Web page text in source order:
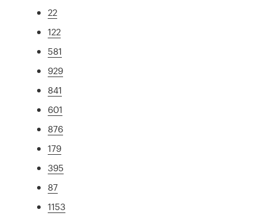
22
122
581
929
841
601
876
179
395
87
1153